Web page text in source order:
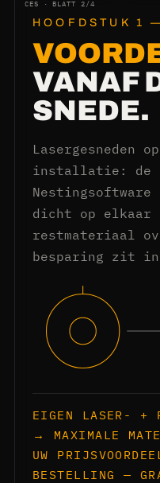
CES · BLATT 2/4
HOOFDSTUK 1
VANAF
SNEDE.
Lasergesneden
installatie: de
dicht op elkaar
restmateriaal
besparing zit
EIGEN LASER- +
→ MAXIMALE
UW
BESTELLING —